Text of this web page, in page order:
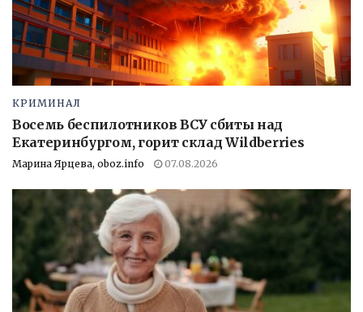
КРИМИНАЛ
Восемь беспилотников ВСУ сбиты над
Екатеринбургом, горит склад Wildberries
Марина Ярцева, oboz.info 07.08.2026